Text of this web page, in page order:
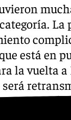
está en
la vuelta a
será